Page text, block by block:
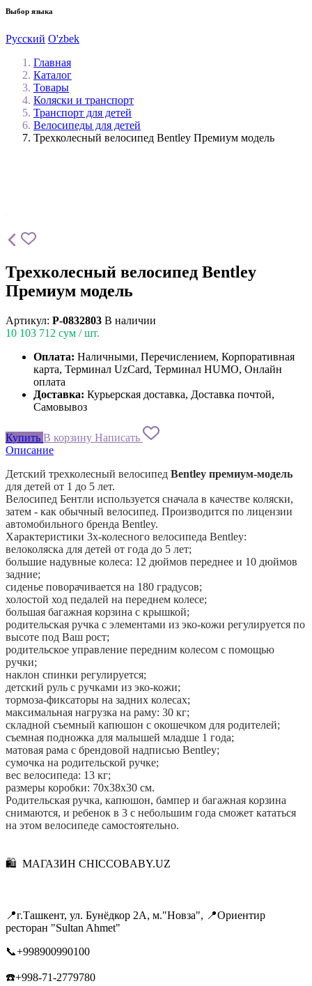
Выбор языка
Русский O'zbek
Главная
Каталог
Товары
Коляски и транспорт
Транспорт для детей
Велосипеды для детей
Трехколесный велосипед Bentley Премиум модель
Трехколесный велосипед Bentley
Премиум модель
Артикул: P-0832803 В наличии
10 103 712 сум / шт.
Оплата: Наличными, Перечислением, Корпоративная
карта, Терминал UzCard, Терминал HUMO, Онлайн
оплата
Доставка: Курьерская доставка, Доставка почтой,
Самовывоз
Купить В корзину Написать
Описание
Детский трехколесный велосипед Bentley премиум-модель
для детей от 1 до 5 лет.
Велосипед Бентли используется сначала в качестве коляски,
затем - как обычный велосипед. Производится по лицензии
автомобильного бренда Bentley.
Характеристики 3х-колесного велосипеда Bentley:
велоколяска для детей от года до 5 лет;
большие надувные колеса: 12 дюймов переднее и 10 дюймов
задние;
сиденье поворачивается на 180 градусов;
холостой ход педалей на переднем колесе;
большая багажная корзина с крышкой;
родительская ручка с элементами из эко-кожи регулируется по
высоте под Ваш рост;
родительское управление передним колесом с помощью
ручки;
наклон спинки регулируется;
детский руль с ручками из эко-кожи;
тормоза-фиксаторы на задних колесах;
максимальная нагрузка на раму: 30 кг;
складной съемный капюшон с окошечком для родителей;
съемная подножка для малышей младше 1 года;
матовая рама с брендовой надписью Bentley;
сумочка на родительской ручке;
вес велосипеда: 13 кг;
размеры коробки: 70х38х30 см.
Родительская ручка, капюшон, бампер и багажная корзина
снимаются, и ребенок в 3 с небольшим года сможет кататься
на этом велосипеде самостоятельно.
🛍 МАГАЗИН CHICCOBABY.UZ
📍г.Ташкент, ул. Бунёдкор 2А, м."Новза", 📍Ориентир
ресторан "Sultan Ahmet"
📞+998900990100
☎️+998-71-2779780